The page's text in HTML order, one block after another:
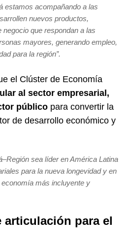
estamos acompañando a las
nuevos productos,
que respondan a las
mayores, generando empleo,
para la región”.
el Clúster de Economía
al sector empresarial,
público para convertir la
de desarrollo económico y
sea líder en América Latina
para la nueva longevidad y en
más incluyente y
articulación para el